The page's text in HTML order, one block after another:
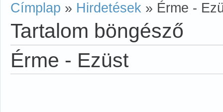
Címplap » Hirdetések » Érme -
Tartalom böngésző
Érme - Ezüst